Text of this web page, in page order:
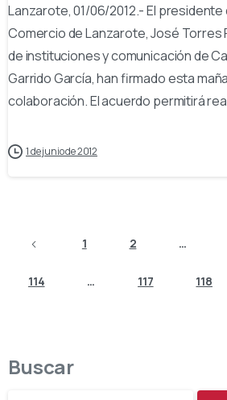
Lanzarote, 01/06/2012.- El presidente
Comercio de Lanzarote, José Torres
de instituciones y comunicación de
Garrido García, han firmado esta
colaboración. El acuerdo permitirá
1 de junio de 2012
1 2 …
114 … 117 118
Buscar